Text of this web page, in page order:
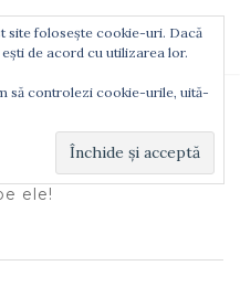
ele!
site folosește cookie-uri. Dacă
de acord cu utilizarea lor.
să controlezi cookie-urile, uită-